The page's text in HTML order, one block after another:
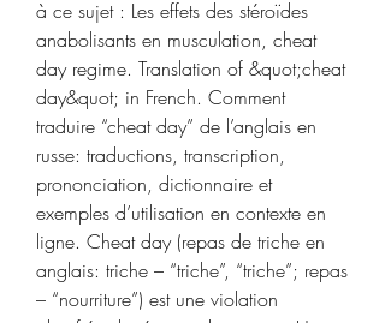
à ce sujet : Les effets des stéroïdes
anabolisants en musculation, cheat
day regime. Translation of &quot;cheat
day&quot; in French. Comment
traduire “cheat day” de l’anglais en
russe: traductions, transcription,
prononciation, dictionnaire et
exemples d’utilisation en contexte en
ligne. Cheat day (repas de triche en
anglais: triche – “triche”, “triche”; repas
– “nourriture”) est une violation